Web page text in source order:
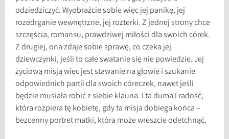
odziedziczyć. Wyobraźcie sobie więc jej panikę, jej
rozedrganie wewnętrzne, jej rozterki. Z jednej strony chce
szczęścia, romansu, prawdziwej miłości dla swoich córek.
Z drugiej, ona zdaje sobie sprawę, co czeka jej
dziewczynki, jeśli to całe swatanie się nie powiedzie. Jej
życiową misją więc jest stawanie na głowie i szukanie
odpowiednich partii dla swoich córeczek, nawet jeśli
będzie musiała robić z siebie klauna. I ta duma I radość,
która rozpiera tę kobietę, gdy ta misja dobiega końca –
bezcenny portret matki, która może wreszcie odetchnąć.